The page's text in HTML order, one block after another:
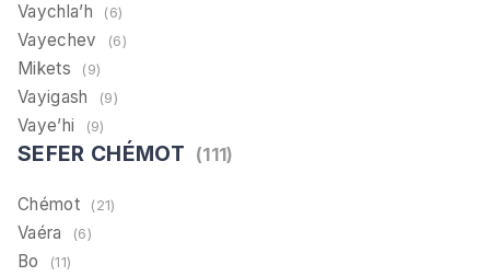
Vaychla’h (6)
Vayechev (6)
Mikets (9)
Vayigash (9)
Vaye’hi (9)
SEFER CHÉMOT (111)
Chémot (21)
Vaéra (6)
Bo (11)